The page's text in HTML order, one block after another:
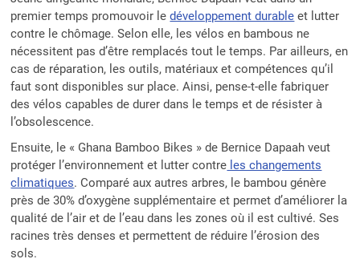
premier temps promouvoir ledéveloppement durable et lutter
contre le chômage. Selon elle, les vélos en bambous ne
nécessitent pas d’être remplacés tout le temps. Par ailleurs, en
cas de réparation, les outils, matériaux et compétences qu’il
faut sont disponibles sur place. Ainsi, pense-t-elle fabriquer
des vélos capables de durer dans le temps et de résister à
l’obsolescence.
Ensuite, le « Ghana Bamboo Bikes » de Bernice Dapaah veut
protéger l’environnement et lutter contre les changements
climatiques. Comparé aux autres arbres, le bambou génère
près de 30% d’oxygène supplémentaire et permet d’améliorer la
qualité de l’air et de l’eau dans les zones où il est cultivé. Ses
racines très denses et permettent de réduire l’érosion des
sols.